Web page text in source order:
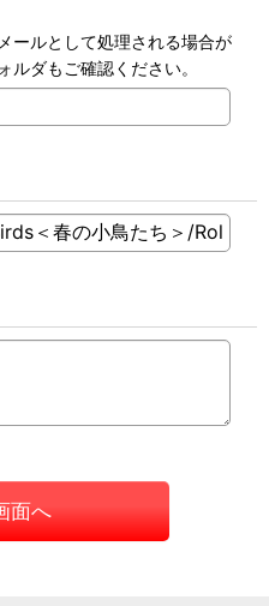
ールとして処理される場合が
ルダもご確認ください。
面へ